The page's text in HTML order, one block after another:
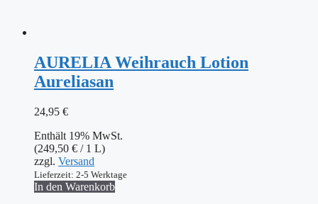
AURELIA Weihrauch Lotion
Aureliasan
24,95 €
Enthält 19% MwSt.
(249,50 € / 1 L)
zzgl. Versand
Lieferzeit: 2-5 Werktage
In den Warenkorb